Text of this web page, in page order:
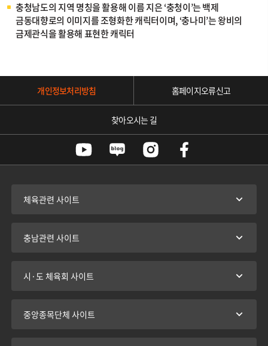
충청남도의 지역 명칭을 활용해 이름 지은 ‘충청이’는 백제
금동대향로의 이미지를 조형화한 캐릭터이며, ‘충나미’는 왕비의
금제관식을 활용해 표현한 캐릭터
개인정보처리방침 홈페이지오류신고
찾아오시는 길
체육관련 사이트
충남관련 사이트
시·도 체육회 사이트
중앙종목단체 사이트